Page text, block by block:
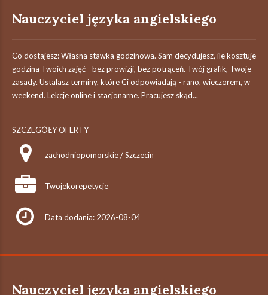
Nauczyciel języka angielskiego
Co dostajesz: Własna stawka godzinowa. Sam decydujesz, ile kosztuje
godzina Twoich zajęć - bez prowizji, bez potrąceń. Twój grafik, Twoje
zasady. Ustalasz terminy, które Ci odpowiadają - rano, wieczorem, w
weekend. Lekcje online i stacjonarne. Pracujesz skąd...
SZCZEGÓŁY OFERTY
zachodniopomorskie / Szczecin
Twojekorepetycje
Data dodania: 2026-08-04
Nauczyciel języka angielskiego